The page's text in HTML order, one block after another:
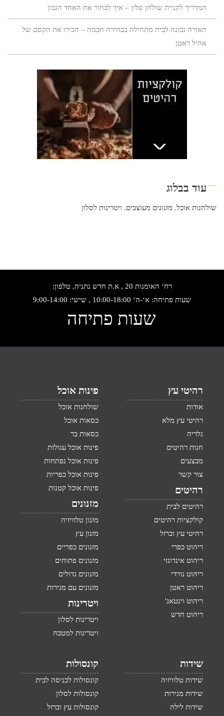
המדריך לקניית שולחן סלון – איך לבחור את האחד הנכון
תאורה נכונה לבית מתחילה בבחירה חכמה – הכירו את הקסם של
אהיל ראטן
עוד בבלוג
שולחנות אוכל, מזנונים מעוצבים, ויטרינות לסלון
רח‘ האומנות 20 , א.ת חדש נתניה, טלפון:
שעות פתיחה: א‘-ה‘ 10:00-18:00 , שישי: 9:00-14:00
שעות פתיחה
רהיטי עץ
אודות
רהיטי עץ מלא
גלריה
חנות רהיטים
מבצעים
צור קשר
רהיטים
רהיטים לבית
קולקציות רהיטים
רהיטי עץ וברזל
ריהוט כפרי
ריהוט אינדונזי
ריהוט נורדי
ריהוט ראטן
ריהוט וינטאג'
ריהוט חדש
פינות אוכל
שולחנות אוכל
כסאות אוכל
כסאות בר
פינות אוכל עגולות
פינות אוכל נפתחות
פינות אוכל כפריות
פינות אוכל קטנות
מזנונים
מזנון טלוויזיה
מזנון עץ
מזנונים כפריים
מזנונים פתוחים
מזנונים גדולים
מזנונים עם מגירות
ויטרינות
ויטרינות לסלון
ויטרינות למטבח
שידות
שידות טלוויזיה
שידות מגירות
שידות לילה
קונסולות
קונסולות לכניסה לבית
קונסולות לסלון
קונסולות עץ וברזל